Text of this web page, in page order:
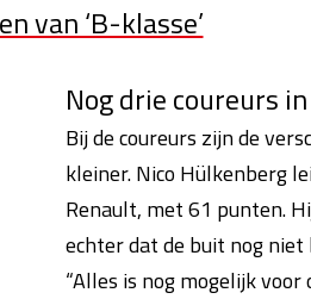
van ‘B-klasse’
Nog drie coureurs
Bij de coureurs zijn de
kleiner. Nico Hülkenberg
Renault, met 61 punten.
echter dat de buit nog niet
“Alles is nog mogelijk voor